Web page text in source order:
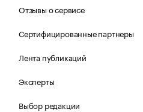
Отзывы о сервисе
Сертифицированные партнеры
Лента публикаций
Эксперты
Выбор редакции